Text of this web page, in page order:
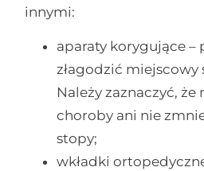
innymi:
aparaty korygujące –
złagodzić miejscowy
Należy zaznaczyć,
choroby ani nie
stopy;
wkładki